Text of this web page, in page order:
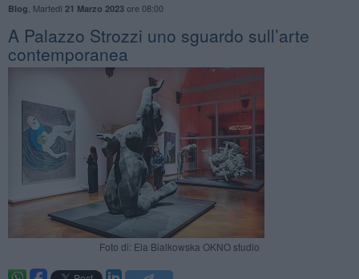
Blog Martedì 21 Marzo 2023ore 08:00
​A Palazzo Strozzi uno sguardo sull’arte
contemporanea
Foto di: Ela Bialkowska OKNO studio